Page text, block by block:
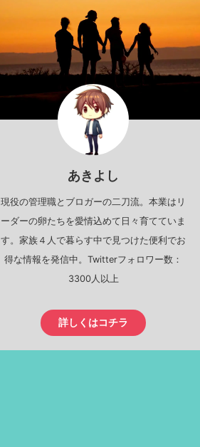
あきよし
現役の管理職とブロガーの二刀流。本業はリ
ーダーの卵たちを愛情込めて日々育てていま
す。家族４人で暮らす中で見つけた便利でお
得な情報を発信中。Twitterフォロワー数：
3300人以上
詳しくはコチラ